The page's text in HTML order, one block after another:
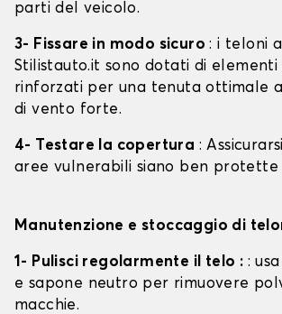
parti del veicolo.
3- Fissare in modo sicuro: i teloni
Stilistauto.it sono dotati di elementi
rinforzati per una tenuta ottimale
di vento forte.
4- Testare la copertura :
aree vulnerabili siano ben protette
Manutenzione e stoccaggio di
1- Pulisci regolarmente il telo : :
e sapone neutro per rimuovere
macchie.